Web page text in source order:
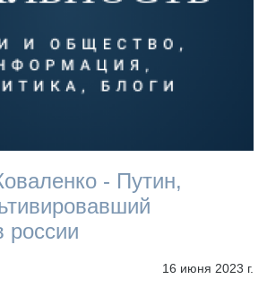
- Путин,
россии
16 июня 2023 г.